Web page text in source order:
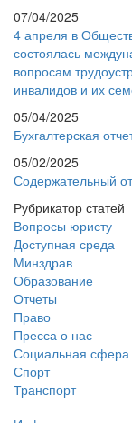
07/04/2025
4 апреля в
состоялась
вопросам
инвалидов и их
05/04/2025
Бухгалтерская
05/02/2025
Содержательный
Рубрикатор статей
Вопросы юристу
Доступная среда
Минздрав
Образование
Отчеты
Право
Пресса о нас
Социальная сфера
Спорт
Транспорт